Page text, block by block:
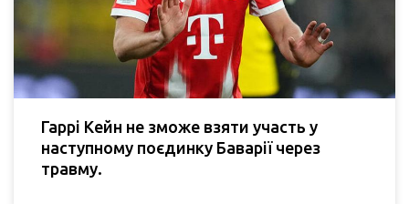
Гаррі Кейн не зможе взяти участь у
наступному поєдинку Баварії через
травму.